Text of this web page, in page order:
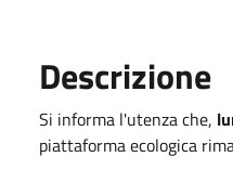
Descrizione
Si informa l'utenza che,
piattaforma ecologica